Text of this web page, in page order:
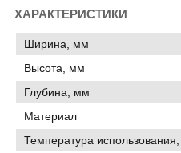
ХАРАКТЕРИСТИКИ
Ширина, мм
Высота, мм
Глубина, мм
Материал
Температура использования,